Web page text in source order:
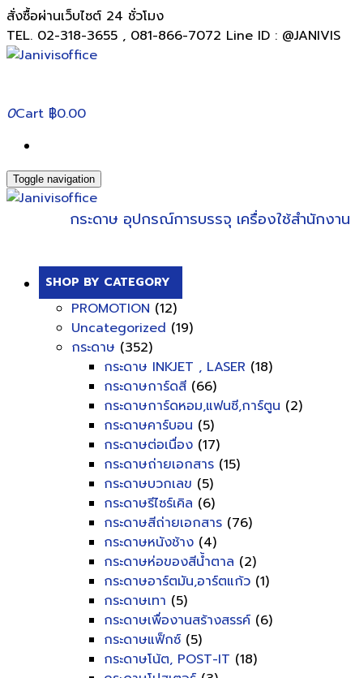
สั่งซื้อผ่านเว็บไซต์ 24 ชั่วโมง
TEL. 02-318-3655 , 081-866-7072 Line ID : @JANIVIS
0Cart ฿0.00
Toggle navigation
กระดาษ อุปกรณ์การบรรจุ เครื่องใช้สำนักงาน
SHOP BY CATEGORY
PROMOTION (12)
Uncategorized (19)
กระดาษ (352)
กระดาษ INKJET , LASER (18)
กระดาษการ์ดสี (66)
กระดาษการ์ดหอม,แฟนซี,การ์ตูน (2)
กระดาษคาร์บอน (5)
กระดาษต่อเนื่อง (17)
กระดาษถ่ายเอกสาร (15)
กระดาษบวกเลข (5)
กระดาษรีไซร์เคิล (6)
กระดาษสีถ่ายเอกสาร (76)
กระดาษหนังช้าง (4)
กระดาษห่อของสีน้ำตาล (2)
กระดาษอาร์ตมัน,อาร์ตแก้ว (1)
กระดาษเทา (5)
กระดาษเพื่องานสร้างสรรค์ (6)
กระดาษแฟ็กซ์ (5)
กระดาษโน้ต, POST-IT (18)